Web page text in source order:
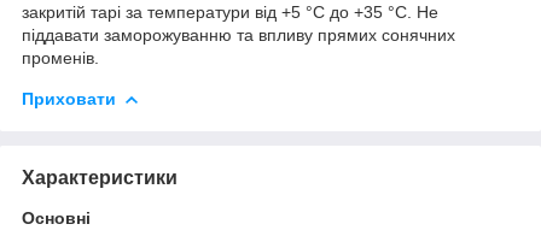
закритій тарі за температури від +5 °C до +35 °C. Не
піддавати заморожуванню та впливу прямих сонячних
променів.
Приховати
Характеристики
Основні